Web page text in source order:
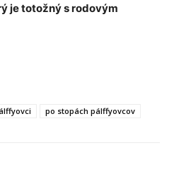
je totožný s rodovým
po stopách pálffyovcov